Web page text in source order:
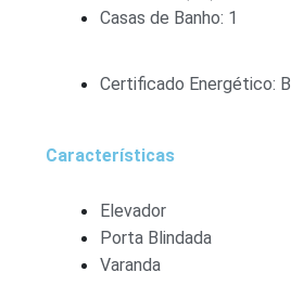
Casas de Banho: 1
Certificado Energético: B
Características
Elevador
Porta Blindada
Varanda